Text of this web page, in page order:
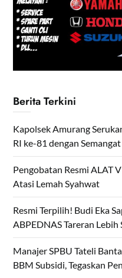
Berita Terkini
Kapolsek Amurang
RI ke-81 dengan
Pengobatan Resmi ALAT
Atasi Lemah Syahwat
Resmi Terpilih! Budi Eka
ABPEDNAS Tareran
Manajer SPBU Tateli
BBM Subsidi, Tegaskan